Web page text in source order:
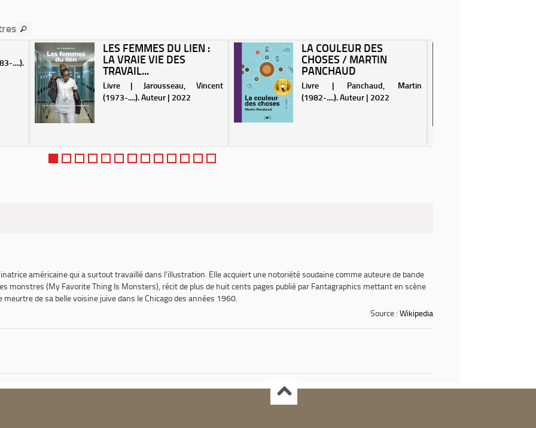
....).
LES FEMMES DU LIEN :
LA VRAIE VIE DES
TRAVAIL...
Livre | Jarousseau, Vincent
(1973-....). Auteur | 2022
LA COULEUR DES
CHOSES / MARTIN
PANCHAUD
Livre | Panchaud, Martin
(1982-....). Auteur | 2022
américaine qui a surtout travaillé dans l'illustration. Elle acquiert une notoriété soudaine comme auteure de bande
monstres (My Favorite Thing Is Monsters), récit de plus de huit cents pages publié par Fantagraphics mettant en scène
de sa belle voisine juive dans le Chicago des années 1960.
Source : Wikipedia